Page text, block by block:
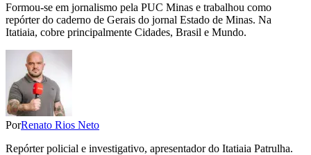
Formou-se em jornalismo pela PUC Minas e trabalhou como
repórter do caderno de Gerais do jornal Estado de Minas. Na
Itatiaia, cobre principalmente Cidades, Brasil e Mundo.
PorRenato Rios Neto
Repórter policial e investigativo, apresentador do Itatiaia Patrulha.